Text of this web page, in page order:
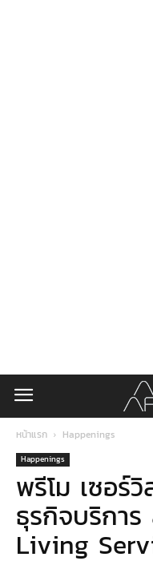
หน้าแรก Happenings
Happenings
พรีโม เซอร์
ธุรกิจบริกา
Living